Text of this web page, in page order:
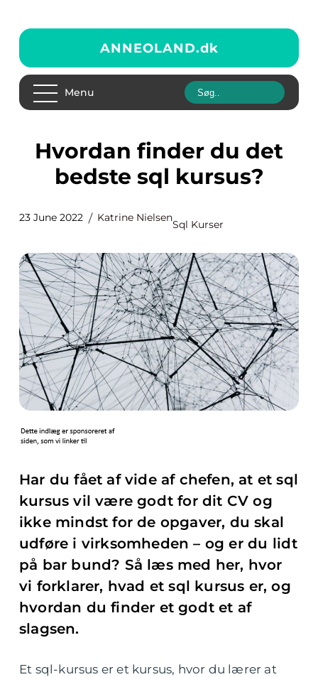
ANNEOLAND.dk
Menu
Hvordan finder du det
bedste sql kursus?
23 June 2022 Katrine Nielsen
Sql Kurser
Har du fået af vide af chefen, at et sql
kursus vil være godt for dit CV og
ikke mindst for de opgaver, du skal
udføre i virksomheden – og er du lidt
på bar bund? Så læs med her, hvor
vi forklarer, hvad et sql kursus er, og
hvordan du finder et godt et af
slagsen.
Et sql-kursus er et kursus, hvor du lærer at